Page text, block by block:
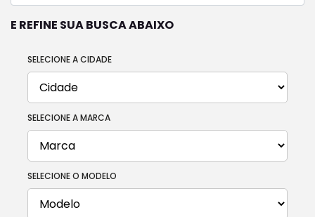
E REFINE SUA BUSCA ABAIXO
SELECIONE A CIDADE
SELECIONE A MARCA
SELECIONE O MODELO